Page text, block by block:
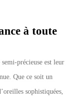
à toute
précieuse est leur
Que ce soit un
sophistiquées,